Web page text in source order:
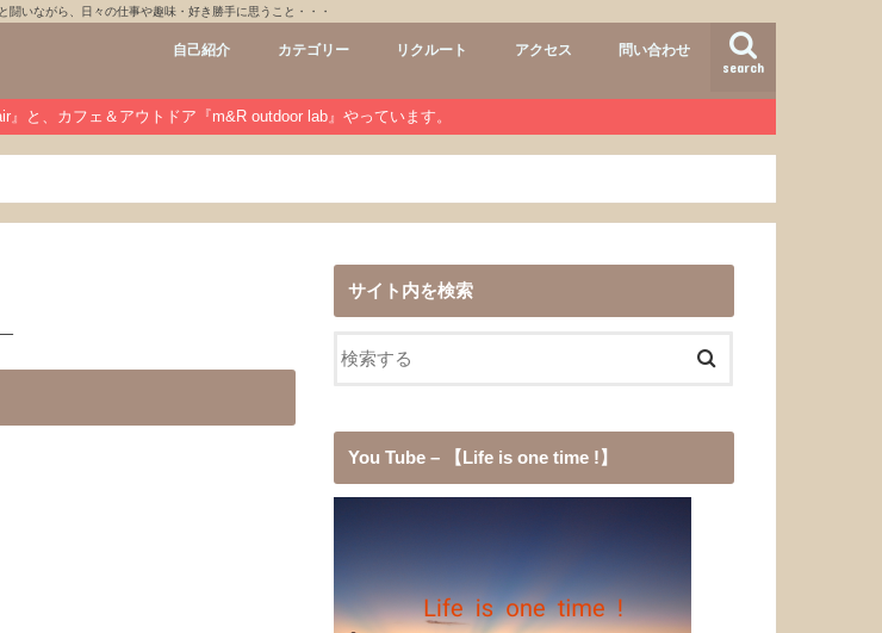
闘いながら、日々の仕事や趣味・好き勝手に思うこと・・・
search
自己紹介 カテゴリー
GUIDE 3rdhair おすすめメニュー
ヘアースタイル
商品
m&R outdoor lab ワンコ
道具
private 愛犬チョコ
渓流釣り
登山
未分類
リクルート アクセス 問い合わせ
と、カフェ＆アウトドア『m&R outdoor lab』やっています。
サイト内を検索
You Tube – 【Life is one time !】